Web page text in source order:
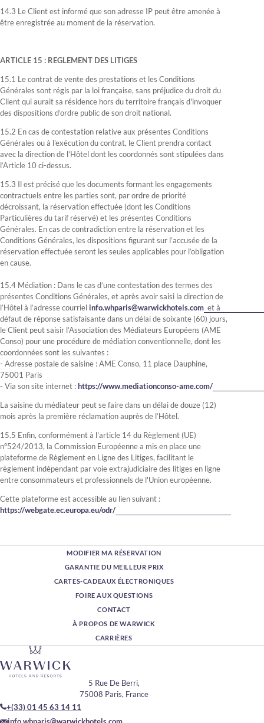
14.3 Le Client est informé que son adresse IP peut être amenée à
être enregistrée au moment de la réservation.
ARTICLE 15 : REGLEMENT DES LITIGES
15.1 Le contrat de vente des prestations et les Conditions
Générales sont régis par la loi française, sans préjudice du droit du
Client qui aurait sa résidence hors du territoire français d'invoquer
des dispositions d’ordre public de son droit national.
15.2 En cas de contestation relative aux présentes Conditions
Générales ou à l’exécution du contrat, le Client prendra contact
avec la direction de l’Hôtel dont les coordonnés sont stipulées dans
l’Article 10 ci-dessus.
15.3 Il est précisé que les documents formant les engagements
contractuels entre les parties sont, par ordre de priorité
décroissant, la réservation effectuée (dont les Conditions
Particulières du tarif réservé) et les présentes Conditions
Générales. En cas de contradiction entre la réservation et les
Conditions Générales, les dispositions figurant sur l’accusée de la
réservation effectuée seront les seules applicables pour l’obligation
en cause.
15.4 Médiation : Dans le cas d’une contestation des termes des
présentes Conditions Générales, et après avoir saisi la direction de
l’Hôtel à l’adresse courriel info.whparis@warwickhotels.com et à
défaut de réponse satisfaisante dans un délai de soixante (60) jours,
le Client peut saisir l’Association des Médiateurs Européens (AME
Conso) pour une procédure de médiation conventionnelle, dont les
coordonnées sont les suivantes :
- Adresse postale de saisine : AME Conso, 11 place Dauphine,
75001 Paris
- Via son site internet :https://www.mediationconso-ame.com/
La saisine du médiateur peut se faire dans un délai de douze (12)
mois après la première réclamation auprès de l’Hôtel.
15.5 Enfin, conformément à l'article 14 du Règlement (UE)
n°524/2013, la Commission Européenne a mis en place une
plateforme de Règlement en Ligne des Litiges, facilitant le
règlement indépendant par voie extrajudiciaire des litiges en ligne
entre consommateurs et professionnels de l'Union européenne.
Cette plateforme est accessible au lien suivant :
https://webgate.ec.europa.eu/odr/
MODIFIER MA RÉSERVATION
GARANTIE DU MEILLEUR PRIX
CARTES-CADEAUX ÉLECTRONIQUES
FOIRE AUX QUESTIONS
CONTACT
À PROPOS DE WARWICK
CARRIÈRES
5 Rue De Berri,
75008 Paris, France
+(33) 01 45 63 14 11